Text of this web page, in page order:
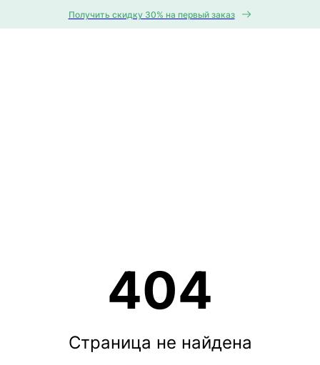
Получить скидку 30% на первый заказ
404
Страница не найдена